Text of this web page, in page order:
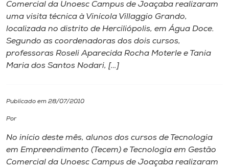
A
Internacionalização
Cultura
Comercial da Unoesc Campus de Joaçaba realizaram
uma visita técnica à Vinícola Villaggio Grando,
localizada no distrito de Herciliópolis, em Água Doce.
Segundo as coordenadoras dos dois cursos,
professoras Roseli Aparecida Rocha Moterle e Tania
Maria dos Santos Nodari, […]
Publicado em 28/07/2010
Por
No início deste mês, alunos dos cursos de Tecnologia
em Empreendimento (Tecem) e Tecnologia em Gestão
Comercial da Unoesc Campus de Joaçaba realizaram